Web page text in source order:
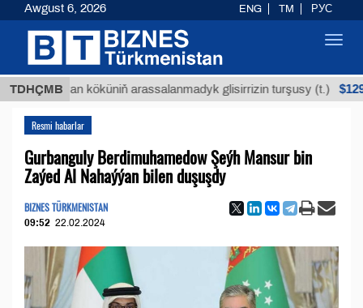
TDHÇMB
Buýan köküniň arassalanmadyk glisirrizin turşusy (t.) $12935,18
Resmi habarlar
Gurbanguly Berdimuhamedow Şeýh Mansur bin
Zaýed Al Nahaýýan bilen duşuşdy
BIZNES TÜRKMENISTAN
09:52 22.02.2024
Awgust 6, 2026 ENG TM РУС